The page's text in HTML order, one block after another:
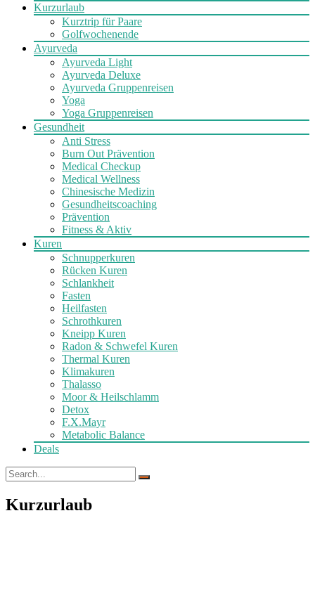
Kurzurlaub
Kurztrip für Paare
Golfwochenende
Ayurveda
Ayurveda Light
Ayurveda Deluxe
Ayurveda Gruppenreisen
Yoga
Yoga Gruppenreisen
Gesundheit
Anti Stress
Burn Out Prävention
Medical Checkup
Medical Wellness
Chinesische Medizin
Gesundheitscoaching
Prävention
Fitness & Aktiv
Kuren
Schnupperkuren
Rücken Kuren
Schlankheit
Fasten
Heilfasten
Schrothkuren
Kneipp Kuren
Radon & Schwefel Kuren
Thermal Kuren
Klimakuren
Thalasso
Moor & Heilschlamm
Detox
F.X.Mayr
Metabolic Balance
Deals
Kurzurlaub